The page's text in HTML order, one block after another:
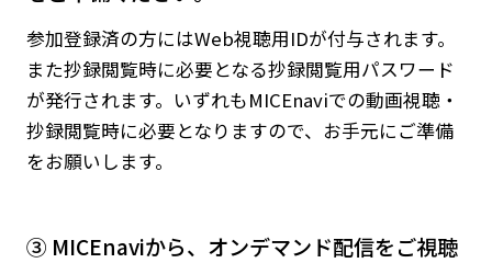
参加登録済の方にはWeb視聴用IDが付与されます。
また抄録閲覧時に必要となる抄録閲覧用パスワード
が発行されます。いずれもMICEnaviでの動画視聴・
抄録閲覧時に必要となりますので、お手元にご準備
をお願いします。
③ MICEnaviから、オンデマンド配信をご視聴